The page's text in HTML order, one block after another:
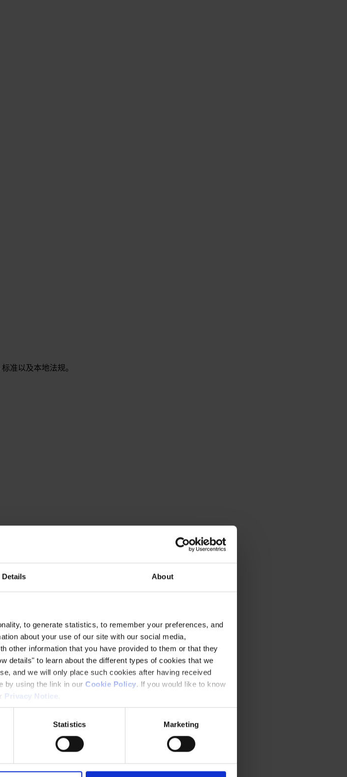
Details About
to generate statistics, to remember your preferences, and
about your use of our site with our social media,
other information that you have provided to them or that they
details" to learn about the different types of cookies that we
and we will only place such cookies after having received
by using the link in our Cookie Policy. If you would like to know
Privacy Notice
Statistics Marketing
准以及本地法规。